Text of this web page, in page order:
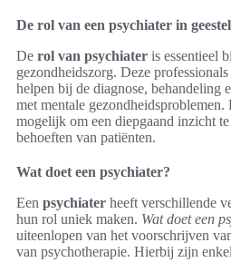
De rol van een psychiater in
De rol van psychiater is essentieel
gezondheidszorg. Deze
helpen bij de diagnose, behandeling
met mentale
mogelijk om een diepgaand inzicht
behoeften van patiënten.
Wat doet een psychiater?
Een psychiater heeft verschillende
hun rol uniek maken. Wat doet een
uiteenlopen van het voorschrijven
van psychotherapie. Hierbij zijn